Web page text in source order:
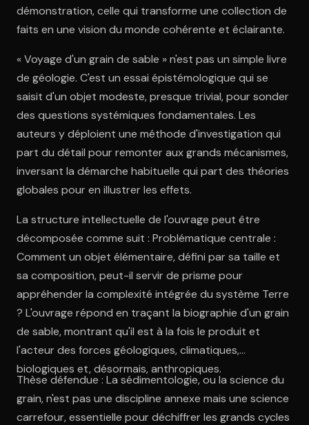
démonstration, celle qui transforme une collection de
faits en une vision du monde cohérente et éclairante.
« Voyage d'un grain de sable » n'est pas un simple livre
de géologie. C'est un essai épistémologique qui se
saisit d'un objet modeste, presque trivial, pour sonder
des questions systémiques fondamentales. Les
auteurs y déploient une méthode d'investigation qui
part du détail pour remonter aux grands mécanismes,
inversant la démarche habituelle qui part des théories
globales pour en illustrer les effets.
La structure intellectuelle de l'ouvrage peut être
décomposée comme suit : Problématique centrale :
Comment un objet élémentaire, défini par sa taille et
sa composition, peut-il servir de prisme pour
appréhender la complexité intégrée du système Terre
? L'ouvrage répond en traçant la biographie d'un grain
de sable, montrant qu'il est à la fois le produit et
l'acteur des forces géologiques, climatiques,
biologiques et, désormais, anthropiques.
Thèse défendue : La sédimentologie, ou la science du
grain, n'est pas une discipline annexe mais une science
carrefour, essentielle pour déchiffrer les grands cycles